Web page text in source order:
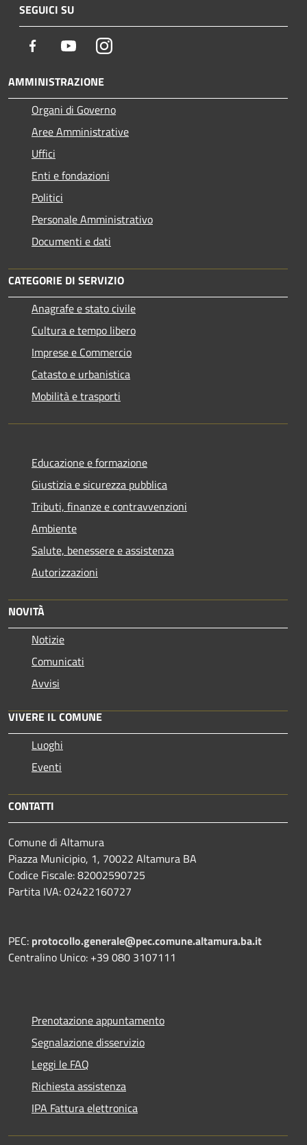
SEGUICI SU
Facebook YoutubeInstagram
AMMINISTRAZIONE
Organi di Governo
Aree Amministrative
Uffici
Enti e fondazioni
Politici
Personale Amministrativo
Documenti e dati
CATEGORIE DI SERVIZIO
Anagrafe e stato civile
Cultura e tempo libero
Imprese e Commercio
Catasto e urbanistica
Mobilità e trasporti
Educazione e formazione
Giustizia e sicurezza pubblica
Tributi, finanze e contravvenzioni
Ambiente
Salute, benessere e assistenza
Autorizzazioni
NOVITÀ
Notizie
Comunicati
Avvisi
VIVERE IL COMUNE
Luoghi
Eventi
CONTATTI
Comune di Altamura
Piazza Municipio, 1, 70022 Altamura BA
Codice Fiscale: 82002590725
Partita IVA: 02422160727
PEC: protocollo.generale@pec.comune.altamura.ba.it
Centralino Unico: +39 080 3107111
Prenotazione appuntamento
Segnalazione disservizio
Leggi le FAQ
Richiesta assistenza
IPA Fattura elettronica